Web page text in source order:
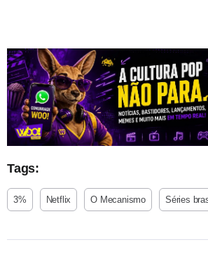
Tags:
3% Netflix O Mecanismo Séries